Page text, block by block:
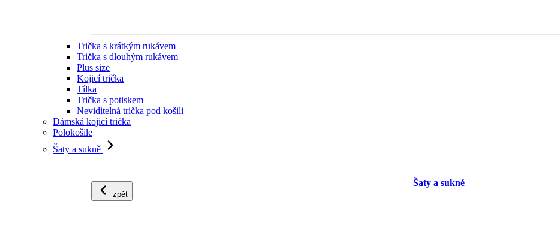
Trička s krátkým rukávem
Trička s dlouhým rukávem
Plus size
Kojicí trička
Tílka
Trička s potiskem
Neviditelná trička pod košili
Dámská kojicí trička
Polokošile
Šaty a sukně
zpět
Šaty a sukně